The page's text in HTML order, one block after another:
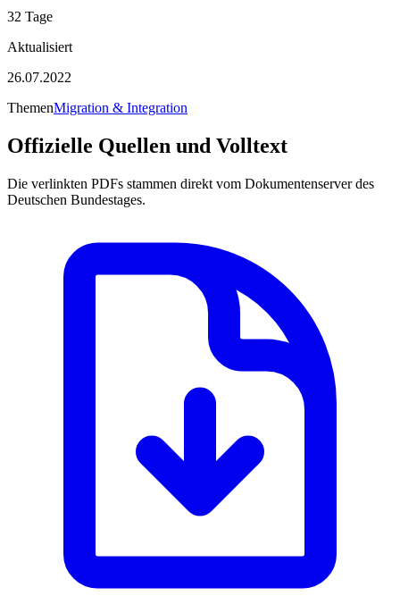
32 Tage
Aktualisiert
26.07.2022
ThemenMigration & Integration
Offizielle Quellen und Volltext
Die verlinkten PDFs stammen direkt vom Dokumentenserver des
Deutschen Bundestages.